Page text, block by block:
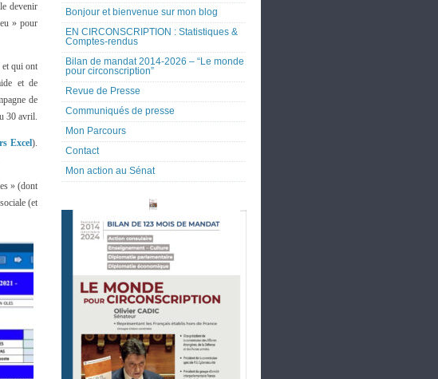
devenir
» pour
et qui ont
et de
de
30 avril.
Excel).
» (dont
(et
Bonjour et bienvenue sur mon blog
EN CIRCONSCRIPTION : Statistiques &
Comptes-rendus
Bilan de mandat 2014-2026 – “Le monde
pour circonscription”
Revue de Presse
Communiqués de presse
Mon Parcours
Contact
Mon action au Sénat